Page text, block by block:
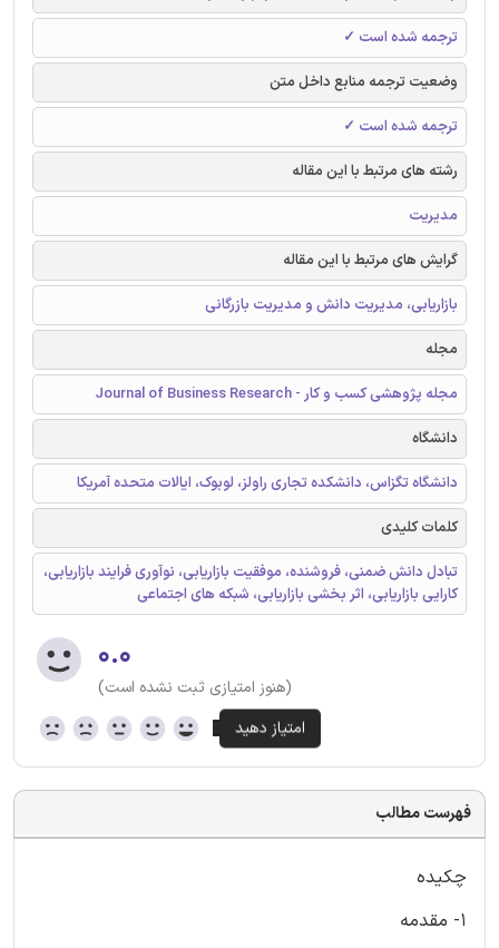
ترجمه شده است ✓
وضعیت ترجمه منابع داخل متن
ترجمه شده است ✓
رشته های مرتبط با این مقاله
مدیریت
گرایش های مرتبط با این مقاله
بازاریابی، مدیریت دانش و مدیریت بازرگانی
مجله
مجله پژوهشی کسب و کار - Journal of Business Research
دانشگاه
دانشگاه تگزاس، دانشکده تجاری راولز، لوبوک، ایالات متحده آمریکا
کلمات کلیدی
تبادل دانش ضمنی، فروشنده، موفقیت بازاریابی، نوآوری فرایند بازاریابی،
کارایی بازاریابی، اثر بخشی بازاریابی، شبکه های اجتماعی
۰.۰
(هنوز امتیازی ثبت نشده است)
فهرست مطالب
چکیده
1- مقدمه